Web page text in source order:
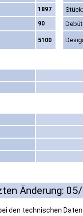
1897
90 Debüt
5100
Änderung:
den technischen